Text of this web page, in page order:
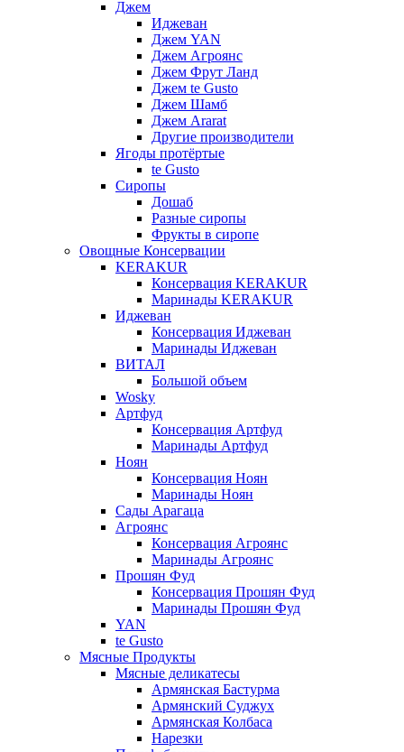
Джем
Иджеван
Джем YAN
Джем Агроянс
Джем Фрут Ланд
Джем te Gusto
Джем Шамб
Джем Ararat
Другие производители
Ягоды протёртые
te Gusto
Сиропы
Дошаб
Разные сиропы
Фрукты в сиропе
Овощные Консервации
KERAKUR
Консервация KERAKUR
Маринады KERAKUR
Иджеван
Консервация Иджеван
Маринады Иджеван
ВИТАЛ
Большой объем
Wosky
Артфуд
Консервация Артфуд
Маринады Артфуд
Ноян
Консервация Ноян
Маринады Ноян
Сады Арагаца
Агроянс
Консервация Агроянс
Маринады Агроянс
Прошян Фуд
Консервация Прошян Фуд
Маринады Прошян Фуд
YAN
te Gusto
Мясные Продукты
Мясные деликатесы
Армянская Бастурма
Армянский Суджух
Армянская Колбаса
Нарезки